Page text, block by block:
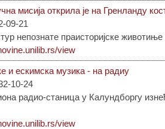
мисија открила је на Гренланду
09-21
непознате праисторијске
view
и ескимска музика - на радиу
10-24
радио-станица у Калундборгу
view